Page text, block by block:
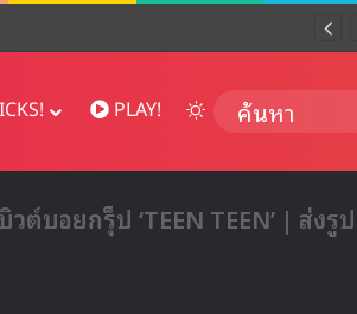
PLAY! Switch skin
ต์บอยกรุ็ป ‘TEEN TEEN’ | ส่งรู